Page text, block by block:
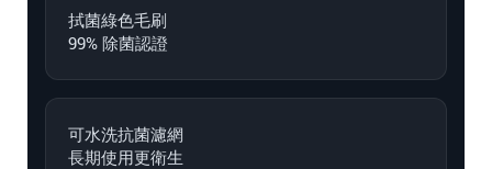
拭菌綠色毛刷
99% 除菌認證
可水洗抗菌濾網
長期使用更衛生